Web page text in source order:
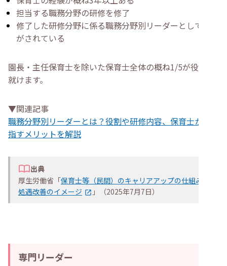
担当する職務分野の研修を修了
修了した研修分野に係る職務分野別リーダーとして発令
がされている
園長・主任保育士を除いた保育士全体の概ね1/5が役職に
就けます。
▼関連記事
職務分野別リーダーとは？役割や研修内容、保育士から目
指すメリットを解説
出典
厚生労働省「保育士等（民間）のキャリアアップの仕組み・
処遇改善のイメージ
」（2025年7月7日）
専門リーダー